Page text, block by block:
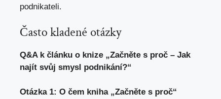
podnikateli.
Často kladené otázky
Q&A k článku o knize „Začněte s proč – Jak
najít svůj smysl podnikání?“
Otázka 1: O čem kniha „Začněte s proč“